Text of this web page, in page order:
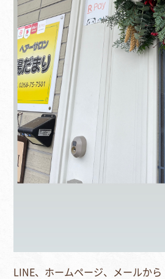
LINE、ホームページ、メールから